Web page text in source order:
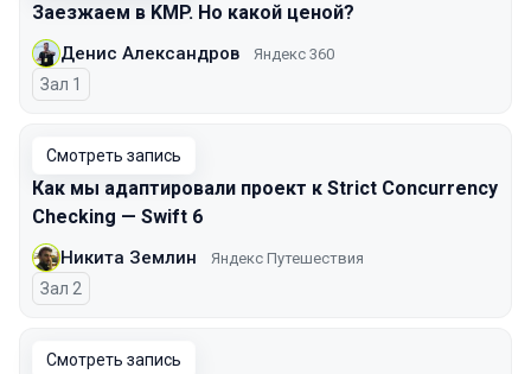
Заезжаем в KMP. Но какой ценой?
Денис Александров Яндекс 360
Зал 1
Смотреть запись
Как мы адаптировали проект к Strict Concurrency
Checking — Swift 6
Никита Землин Яндекс Путешествия
Зал 2
Смотреть запись